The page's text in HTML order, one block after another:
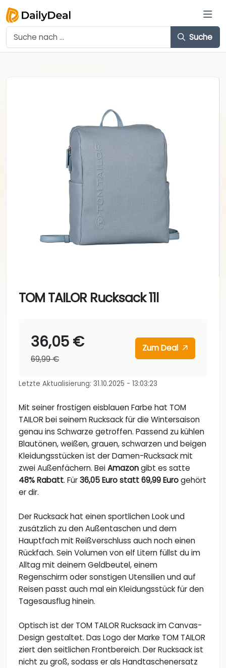
Suche
TOM TAILOR Rucksack 11l
36,05 €
69,99 €
Zum Deal
Letzte Aktualisierung: 31.10.2025 - 13:03:23
Mit seiner frostigen eisblauen Farbe hat TOM
TAILOR bei seinem Rucksack für die Wintersaison
genau ins Schwarze getroffen. Passend zu kühlen
Blautönen, weißen, grauen, schwarzen und beigen
Kleidungsstücken ist der Damen-Rucksack mit
zwei Außenfächern. BeiAmazongibt es satte
48% Rabatt. Für36,05 Euro statt 69,99 Eurogehört
er dir.
Der Rucksack hat einen sportlichen Look und
zusätzlich zu den Außentaschen und dem
Hauptfach mit Reißverschluss auch noch einen
Rückfach. Sein Volumen von elf Litern füllst du im
Alltag mit deinem Geldbeutel, einem
Regenschirm oder sonstigen Utensilien und auf
Reisen passt auch mal ein Kleidungsstück für den
Tagesausflug hinein.
Optisch ist der TOM TAILOR Rucksack im Canvas-
Design gestaltet. Das Logo der Marke TOM TAILOR
ziert den seitlichen Frontbereich. Der Rucksack ist
nicht zu groß, sodass er als Handtaschenersatz